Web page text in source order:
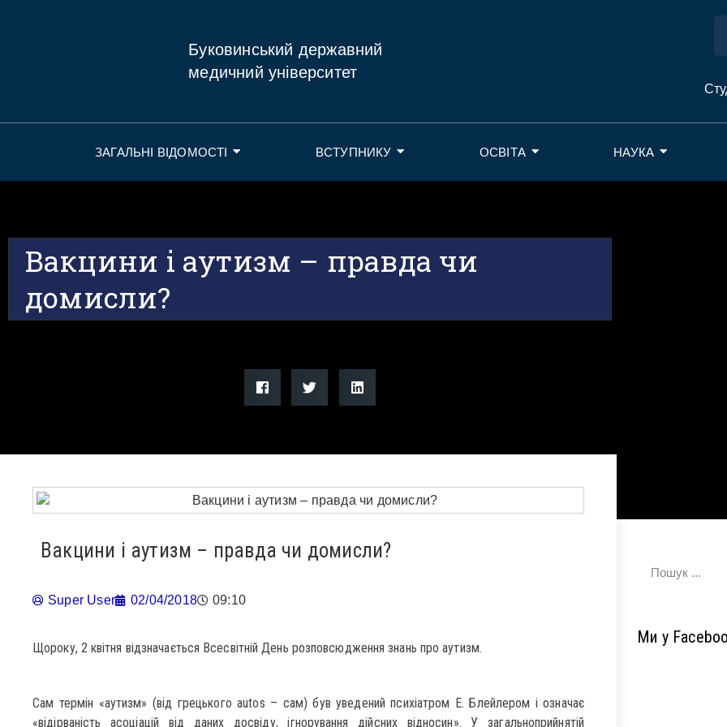
Буковинський державний
медичний університет
ЗАГАЛЬНІ ВІДОМОСТІ ВСТУПНИКУ ОСВІТА НАУКА
Вакцини і аутизм – правда чи
домисли?
Вакцини і аутизм – правда чи домисли?
Super User 02/04/2018 09:10
Щороку, 2 квітня відзначається Всесвітній День розповсюдження знань про аутизм.
Сам термін «аутизм» (від грецького autos – сам) був уведений психіатром Е. Блейлером і означає
«відірваність асоціацій від даних досвіду, ігнорування дійсних відносин». У загальноприйнятій
Ми у